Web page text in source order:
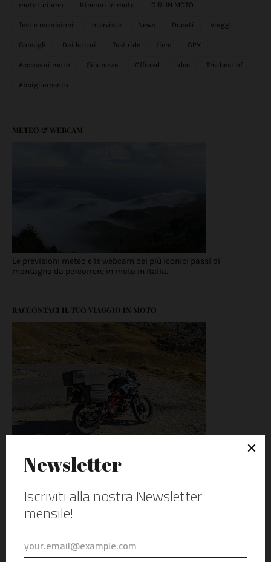
mototurismo Itinerari in moto GIRI IN MOTO
Test e recensioni Interviste News Ducati viaggi
Consigli Dai lettori Test ride fiere GPX
Accessori moto Sicurezza Offroad idee The best of
Abbigliamento
METEO & WEBCAM
Le previsioni meteo e le webcam dei più iconici passi di
montagna da percorrere in moto in Italia.
RACCONTACI IL TUO VIAGGIO IN MOTO
Vuoi condividere un itinerario in moto interessante oppure
raccontare un viaggio in moto indimenticabile? Contattaci!
VENETO IN MOTO: LA NOSTRA GUIDA